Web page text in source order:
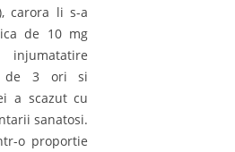
carora li s-a
de 10 mg
de 3 ori si
a scazut cu
sanatosi.
o proportie